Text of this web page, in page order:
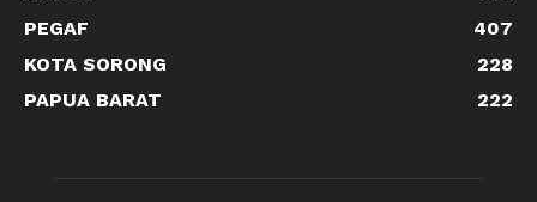
PEGAF
407
KOTA SORONG
228
PAPUA BARAT
222